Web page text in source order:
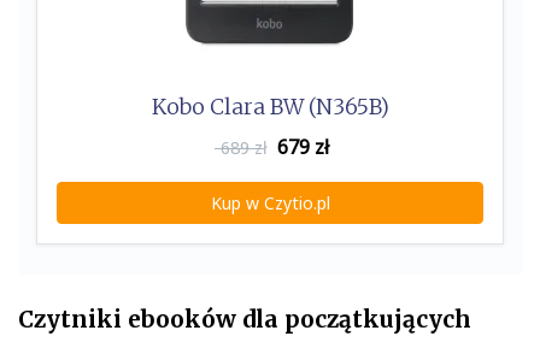
Kobo Clara BW (N365B)
689 zł 679 zł
Kup w Czytio.pl
Czytniki ebooków dla początkujących